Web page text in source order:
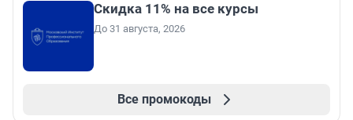
Скидка 11% на все курсы
До 31 августа, 2026
Все промокоды